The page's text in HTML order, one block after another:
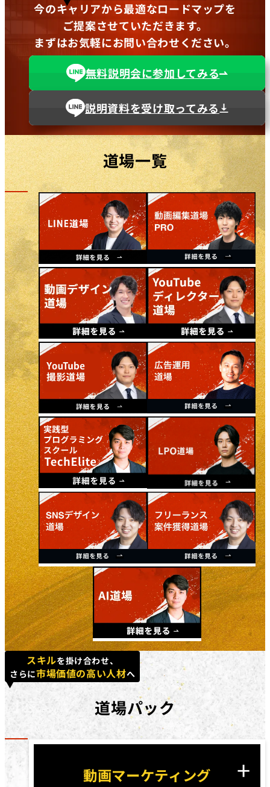
今のキャリアから最適なロードマップを
ご提案させていただきます。
まずはお気軽にお問い合わせください。
無料説明会に参加してみる
説明資料を受け取ってみる
道場一覧
スキルを掛け合わせ、
さらに市場価値の高い人材へ
道場パック
動画マーケティング